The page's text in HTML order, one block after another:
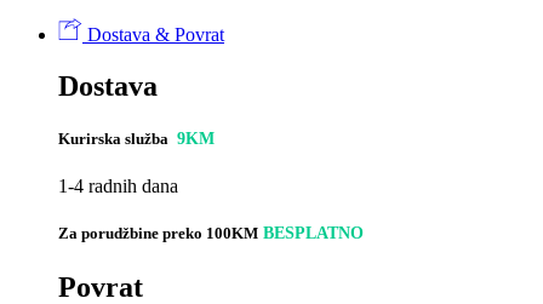
Dostava & Povrat
Dostava
Kurirska služba 9KM
1-4 radnih dana
Za porudžbine preko 100KM BESPLATNO
Povrat